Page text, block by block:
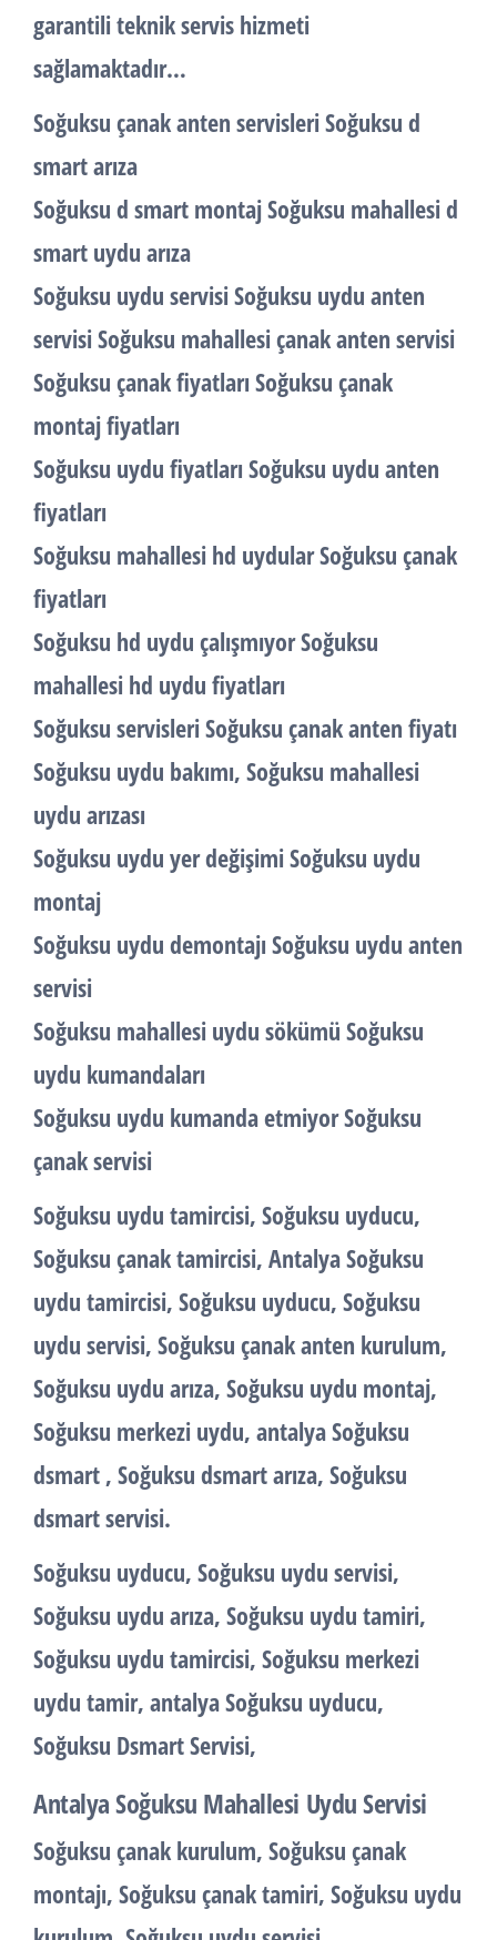
garantili teknik servis hizmeti
sağlamaktadır…
Soğuksu çanak anten servisleri Soğuksu d
smart arıza
Soğuksu d smart montaj Soğuksu mahallesi d
smart uydu arıza
Soğuksu uydu servisi Soğuksu uydu anten
servisi Soğuksu mahallesi çanak anten servisi
Soğuksu çanak fiyatları Soğuksu çanak
montaj fiyatları
Soğuksu uydu fiyatları Soğuksu uydu anten
fiyatları
Soğuksu mahallesi hd uydular Soğuksu çanak
fiyatları
Soğuksu hd uydu çalışmıyor Soğuksu
mahallesi hd uydu fiyatları
Soğuksu servisleri Soğuksu çanak anten fiyatı
Soğuksu uydu bakımı, Soğuksu mahallesi
uydu arızası
Soğuksu uydu yer değişimi Soğuksu uydu
montaj
Soğuksu uydu demontajı Soğuksu uydu anten
servisi
Soğuksu mahallesi uydu sökümü Soğuksu
uydu kumandaları
Soğuksu uydu kumanda etmiyor Soğuksu
çanak servisi
Soğuksu uydu tamircisi, Soğuksu uyducu,
Soğuksu çanak tamircisi, Antalya Soğuksu
uydu tamircisi, Soğuksu uyducu, Soğuksu
uydu servisi, Soğuksu çanak anten kurulum,
Soğuksu uydu arıza, Soğuksu uydu montaj,
Soğuksu merkezi uydu, antalya Soğuksu
dsmart , Soğuksu dsmart arıza, Soğuksu
dsmart servisi.
Soğuksu uyducu, Soğuksu uydu servisi,
Soğuksu uydu arıza, Soğuksu uydu tamiri,
Soğuksu uydu tamircisi, Soğuksu merkezi
uydu tamir, antalya Soğuksu uyducu,
Soğuksu Dsmart Servisi,
Antalya Soğuksu Mahallesi Uydu Servisi
Soğuksu çanak kurulum, Soğuksu çanak
montajı, Soğuksu çanak tamiri, Soğuksu uydu